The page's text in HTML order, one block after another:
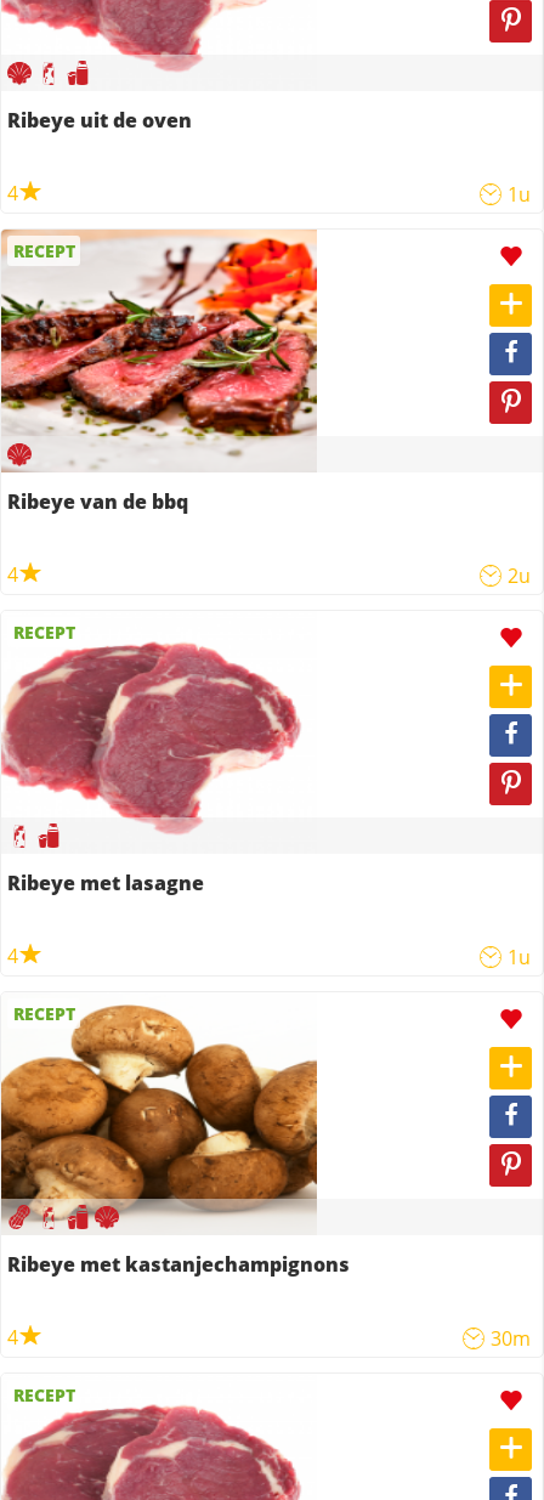
Ribeye uit de oven
4 1u
RECEPT
Ribeye van de bbq
4 2u
RECEPT
Ribeye met lasagne
4 1u
RECEPT
Ribeye met kastanjechampignons
4 30m
RECEPT